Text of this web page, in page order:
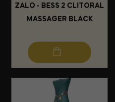
ZALO - BESS 2 CLITORAL
MASSAGER BLACK